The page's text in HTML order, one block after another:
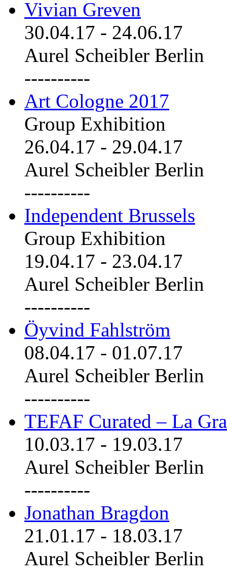
Vivian Greven
30.04.17 - 24.06.17
Aurel Scheibler Berlin
----------
Art Cologne 2017
Group Exhibition
26.04.17 - 29.04.17
Aurel Scheibler Berlin
----------
Independent Brussels
Group Exhibition
19.04.17 - 23.04.17
Aurel Scheibler Berlin
----------
Öyvind Fahlström
08.04.17 - 01.07.17
Aurel Scheibler Berlin
----------
TEFAF Curated – La
10.03.17 - 19.03.17
Aurel Scheibler Berlin
----------
Jonathan Bragdon
21.01.17 - 18.03.17
Aurel Scheibler Berlin